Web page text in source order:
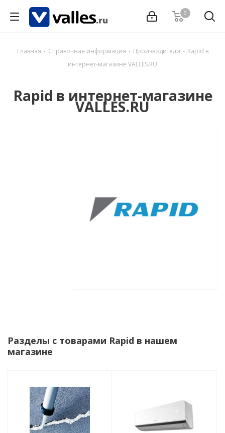
0
Главная - Справочная информация - Производители - Rapid в
интернет-магазине VALLES.RU
Rapid в интернет-магазине
VALLES.RU
Разделы с товарами Rapid в нашем
магазине